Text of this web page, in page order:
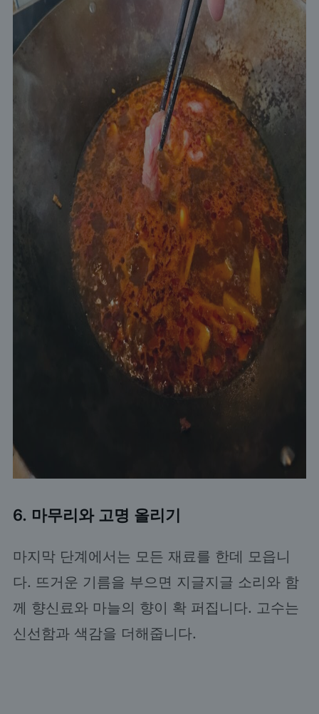
6. 마무리와 고명 올리기
마지막 단계에서는 모든 재료를 한데 모읍니
다. 뜨거운 기름을 부으면 지글지글 소리와 함
께 향신료와 마늘의 향이 확 퍼집니다. 고수는
신선함과 색감을 더해줍니다.